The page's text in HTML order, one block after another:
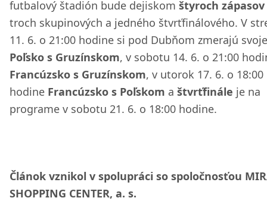
futbalový štadión bude dejiskom štyroch zápasov
troch skupinových a jedného štvrťfinálového. V
11. 6. o 21:00 hodine si pod Dubňom zmerajú
Poľsko s Gruzínskom, v sobotu 14. 6. o 21:00
Francúzsko s Gruzínskom, v utorok 17. 6. o 18:00
hodine Francúzsko s Poľskom a štvrťfinále je na
programe v sobotu 21. 6. o 18:00 hodine.
Článok vznikol v spolupráci so spoločnosťou
SHOPPING CENTER, a. s.